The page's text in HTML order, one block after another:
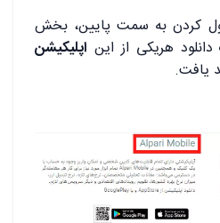
کردن به سمت پایین، بخش
هریکی از این اپلیکیشن
یافت.